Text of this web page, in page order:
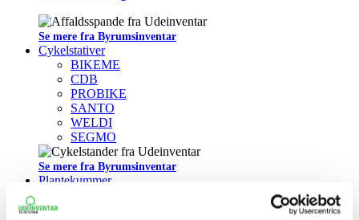
Se mere fra Byrumsinventar
Cykelstativer
BIKEME
CDB
PROBIKE
SANTO
WELDI
SEGMO
Se mere fra Byrumsinventar
Plantekummer